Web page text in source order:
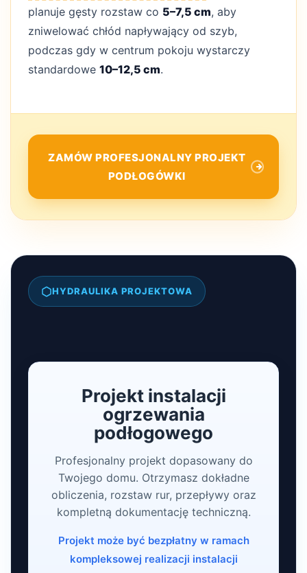
planuje gęsty rozstaw co 5–7,5 cm, aby
zniwelować chłód napływający od szyb,
podczas gdy w centrum pokoju wystarczy
standardowe 10–12,5 cm.
ZAMÓW PROFESJONALNY PROJEKT
PODŁOGÓWKI
HYDRAULIKA PROJEKTOWA
Projekt instalacji
ogrzewania
podłogowego
Profesjonalny projekt dopasowany do
Twojego domu. Otrzymasz dokładne
obliczenia, rozstaw rur, przepływy oraz
kompletną dokumentację techniczną.
Projekt może być bezpłatny w ramach
kompleksowej realizacji instalacji